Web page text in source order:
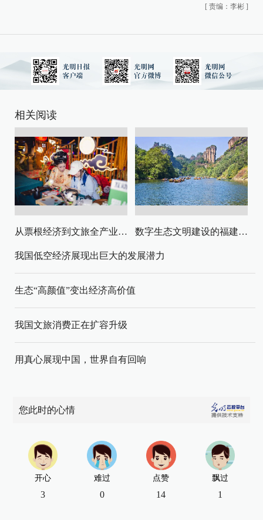
[ 责编：李彬 ]
相关阅读
从票根经济到文旅全产业链升级 数字生态文明建设的福建路径与启示
我国低空经济展现出巨大的发展潜力
生态“高颜值”变出经济高价值
我国文旅消费正在扩容升级
用真心展现中国，世界自有回响
您此时的心情
开心
3
难过
0
点赞
14
飘过
1